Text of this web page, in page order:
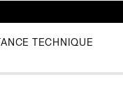
TECHNIQUE